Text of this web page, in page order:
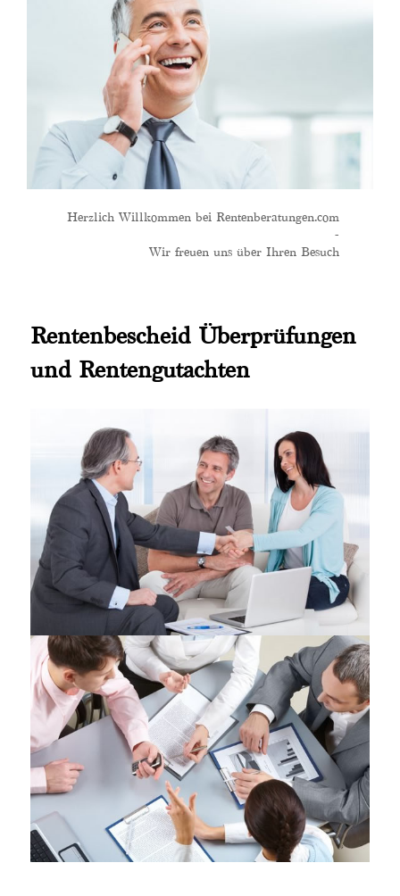
Herzlich Willkommen bei Rentenberatungen.com
-
Wir freuen uns über Ihren Besuch
Rentenbescheid Überprüfungen
und Rentengutachten